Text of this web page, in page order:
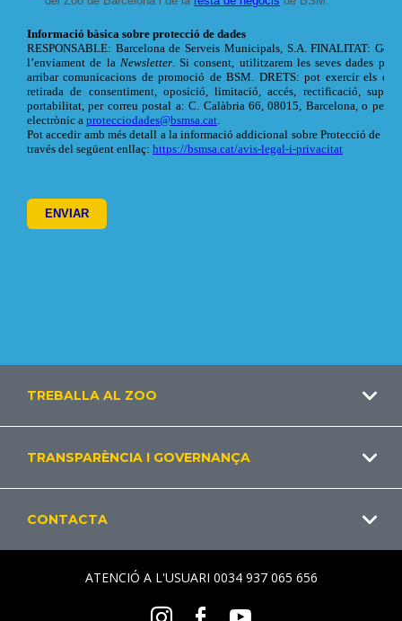
Footer
TREBALLA AL ZOO
TRANSPARÈNCIA I GOVERNANÇA
CONTACTA
ATENCIÓ A L'USUARI 0034 937 065 656
InstagramFacebook